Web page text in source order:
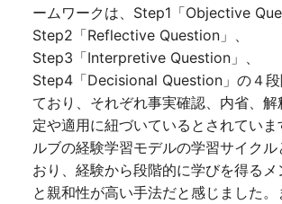
ームワークは、Step1「Objective
Step2「Reflective Question」、
Step3「Interpretive Question」、
Step4「Decisional Question」の４
ており、それぞれ事実確認、内省、
定や適用に紐づいているとされていま
ルブの経験学習モデルの学習サイクル
おり、経験から段階的に学びを得る
と親和性が高い手法だと感じました。